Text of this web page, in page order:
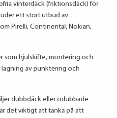
vinterdäck (friktionsdäck) för
ett stort utbud av
Pirelli, Continental, Nokian,
som hjulskifte, montering och
lagning av punktering och
dubbdäck eller odubbade
det viktigt att tänka på att